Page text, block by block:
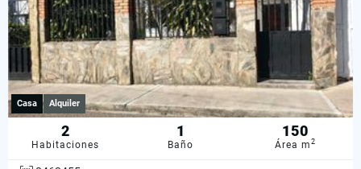
Casa Alquiler
2
Habitaciones
1
Baño
150
Área m2